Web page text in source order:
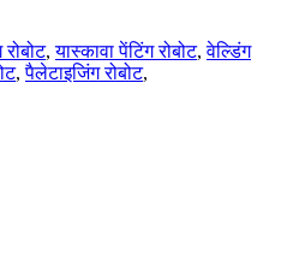
,यास्कावा पेंटिंग रोबोट,वेल्डिंग
,पैलेटाइजिंग रोबोट,